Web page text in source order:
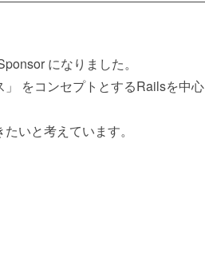
になりました。
をコンセプトとするRailsを中心
いと考えています。